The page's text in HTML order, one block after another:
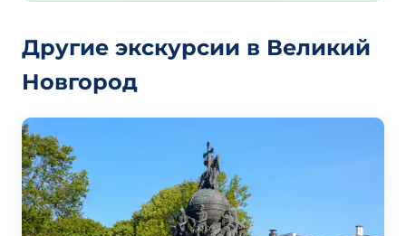
Другие экскурсии в Великий
Новгород